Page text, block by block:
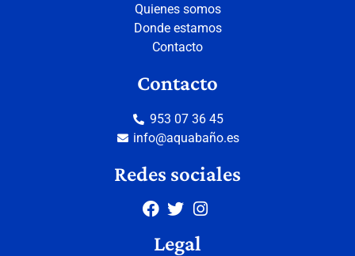
Quienes somos
Donde estamos
Contacto
Contacto
953 07 36 45
info@aquabaño.es
Redes sociales
Legal